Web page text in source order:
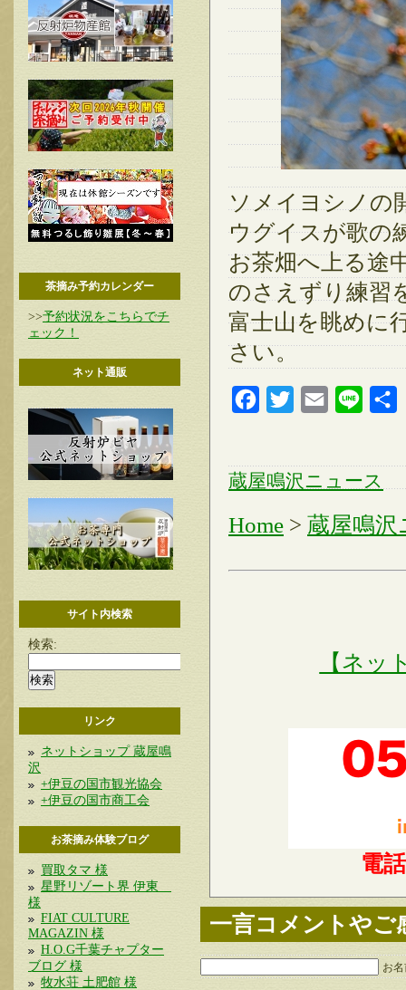
茶摘み予約カレンダー
>>予約状況をこちらでチ
ェック！
ネット通販
サイト内検索
検索:
リンク
ネットショップ 蔵屋鳴
沢
+伊豆の国市観光協会
+伊豆の国市商工会
お茶摘み体験ブログ
買取タマ 様
星野リゾート界 伊東
様
FIAT CULTURE
MAGAZIN 様
H.O.G千葉チャプター
ブログ 様
牧水荘 土肥館 様
ソメイヨシノの
ウグイスが歌の
お茶畑へ上る途
のさえずり練習
富士山を眺めに
さい。
FacebookTwitter Email Line
蔵屋鳴沢ニュース
Home > 蔵屋鳴沢
【ネッ
電話
一言コメントやご
お